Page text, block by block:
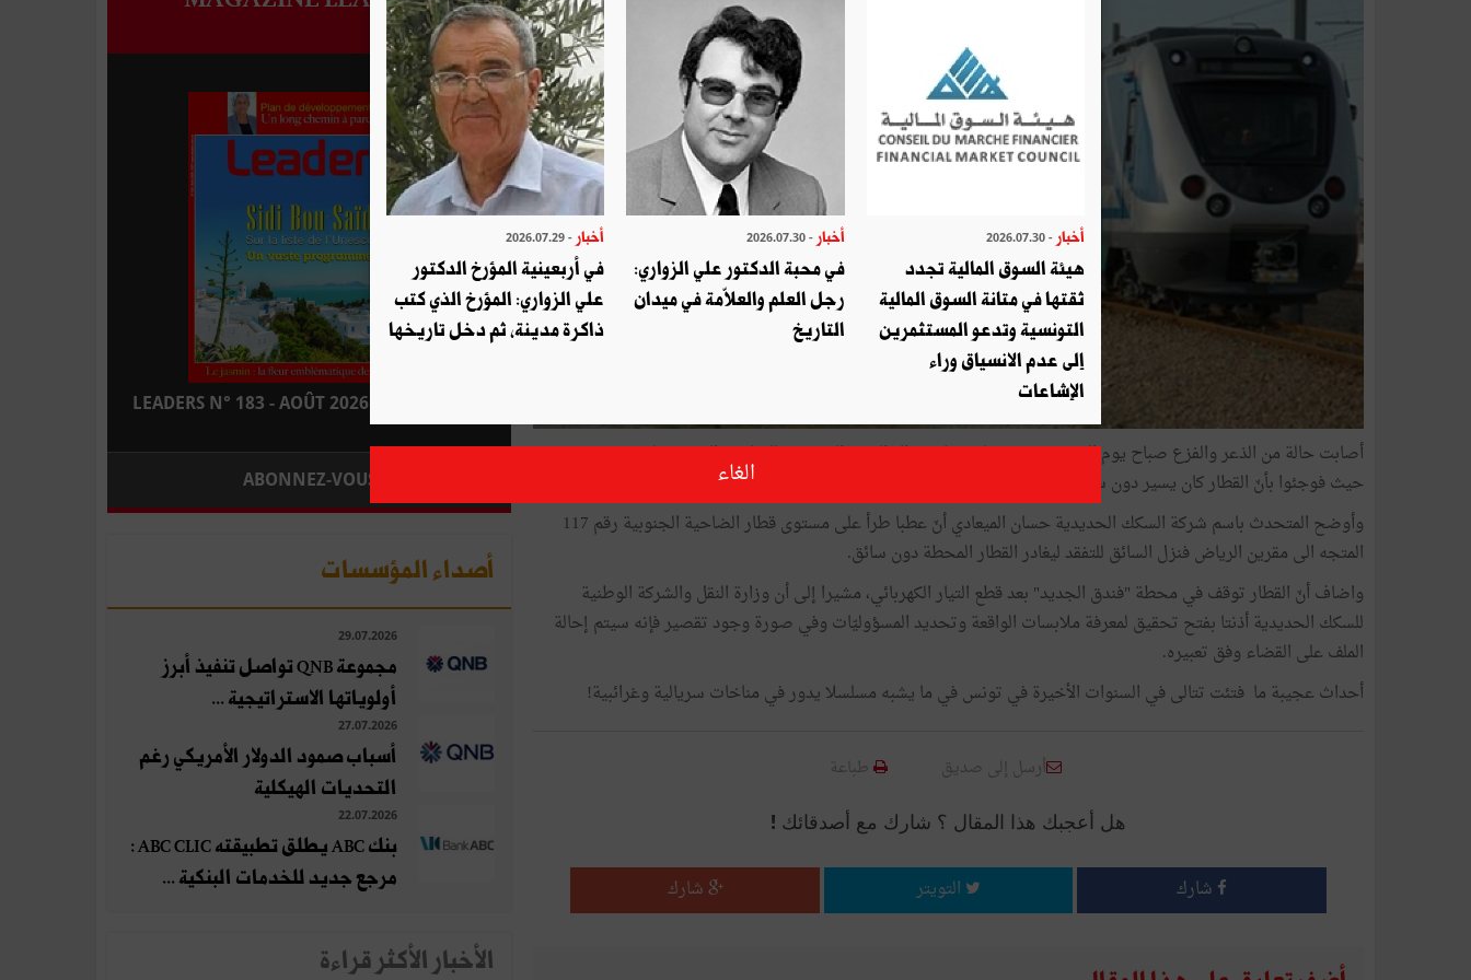
أصابت حالة من الذعر والفزع صباح يوم الخميس 26 جويلية ركاب قطار السكة الحديدية للضاحية الجنوبية لمدينة تونس
حيث فوجئوا بأنّ القطار كان يسير دون سائق على مسافة عدّة كيلومترات.
وأوضح المتحدث باسم شركة السكك الحديدية حسان الميعادي أنّ عطبا طرأ على مستوى قطار الضاحية الجنوبية رقم 117
المتجه الى مقرين الرياض فنزل السائق للتفقد ليغادر القطار المحطة دون سائق.
واضاف أنّ القطار توقف في محطة "فندق الجديد" بعد قطع التيار الكهربائي، مشيرا إلى أن وزارة النقل والشركة الوطنية
للسكك الحديدية أذنتا بفتح تحقيق لمعرفة ملابسات الواقعة وتحديد المسؤوليّات وفي صورة وجود تقصير فإنه سيتم إحالة
الملف على القضاء وفق تعبيره.
أحداث عجيبة ما فتئت تتالى في السنوات الأخيرة في تونس في ما يشبه مسلسلا يدور في مناخات سريالية وغرائبية!
أرسل إلى صديق طباعة
هل أعجبك هذا المقال ؟ شارك مع أصدقائك !
شارك التويتر شارك
LEADERS N° 183 - AOÛT 2026 : EN KIOSQUE
ABONNEZ-VOUS
أصداء المؤسسات
29.07.2026
مجموعة QNB تواصل تنفيذ أبرز
أولوياتها الاستراتيجية ...
27.07.2026
أسباب صمود الدولار الأمريكي رغم
التحديات الهيكلية
22.07.2026
بنك ABC يطلق تطبيقته ABC CLIC :
مرجع جديد للخدمات البنكية ...
الأخبار الأكثر قراءة
أخبار - 2026.07.30
هيئة السوق المالية تجدد
ثقتها في متانة السوق المالية
التونسية وتدعو المستثمرين
إلى عدم الانسياق وراء
الإشاعات
أخبار - 2026.07.30
في محبة الدكتور علي الزواري:
رجل العلم والعلاّمة في ميدان
التاريخ
أخبار - 2026.07.29
في أربعينية المؤرخ الدكتور
علي الزواري: المؤرخ الذي كتب
ذاكرة مدينة، ثم دخل تاريخها
الغاء